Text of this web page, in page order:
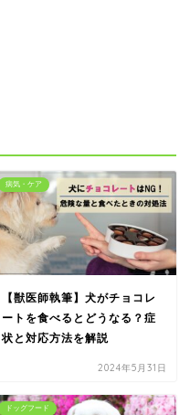
病気・ケア
【獣医師執筆】犬がチョコレ
ートを食べるとどうなる？症
状と対応方法を解説
2024年5月31日
ドッグフード